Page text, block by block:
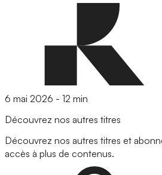
6 mai 2026 - 12 min
Découvrez nos autres titres
Découvrez nos autres titres et
accès à plus de contenus.